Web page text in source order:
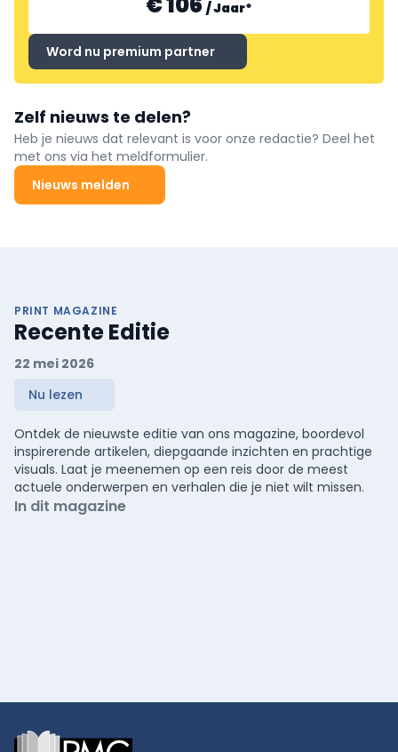
/Jaar*
Word nu premium partner
Zelf nieuws te delen?
Heb je nieuws dat relevant is voor onze redactie? Deel het
met ons via het meldformulier.
Nieuws melden
PRINT MAGAZINE
Recente Editie
22 mei 2026
Nu lezen
Ontdek de nieuwste editie van ons magazine, boordevol
inspirerende artikelen, diepgaande inzichten en prachtige
visuals. Laat je meenemen op een reis door de meest
actuele onderwerpen en verhalen die je niet wilt missen.
In dit magazine
Footer